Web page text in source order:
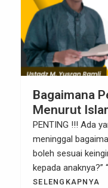
Bagaimana
Menurut
PENTING !!! Ada
meninggal
boleh sesuai
kepada anaknya?”
saat orangtuanya
SELENGKAPNYA